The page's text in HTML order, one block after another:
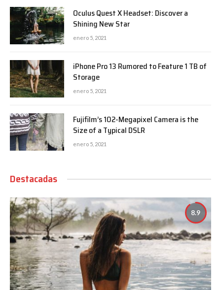
Oculus Quest X Headset: Discover a
Shining New Star
enero 5, 2021
iPhone Pro 13 Rumored to Feature 1 TB of
Storage
enero 5, 2021
Fujifilm’s 102-Megapixel Camera is the
Size of a Typical DSLR
enero 5, 2021
Destacadas
8.9